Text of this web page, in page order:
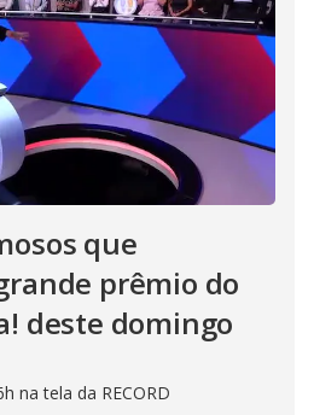
que
prêmio do
deste domingo
na tela da RECORD